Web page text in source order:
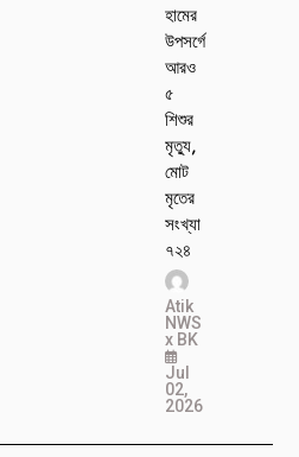
হামের
উপসর্গে
আরও
৫
শিশুর
মৃত্যু,
মোট
মৃতের
সংখ্যা
৭২৪
Atik
NWS
x BK
Jul
02,
2026